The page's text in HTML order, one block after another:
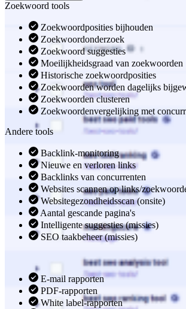
Zoekwoord tools
Zoekwoordposities bijhouden
Zoekwoordonderzoek
Zoekwoord suggesties
Moeilijkheidsgraad van zoekwoorden
Historische zoekwoordposities
Zoekwoorden worden dagelijks
Zoekwoorden clusteren
Zoekwoordenvergelijking met
Andere tools
Backlink-monitoring
Nieuwe en verloren links
Backlinks van concurrenten
Websites scannen op links/
Websitegezondheidsscan (onsite)
Aantal gescande pagina's
Intelligente suggesties (missies)
SEO taakbeheer (missies)
E-mail rapporten
PDF-rapporten
White label-rapporten